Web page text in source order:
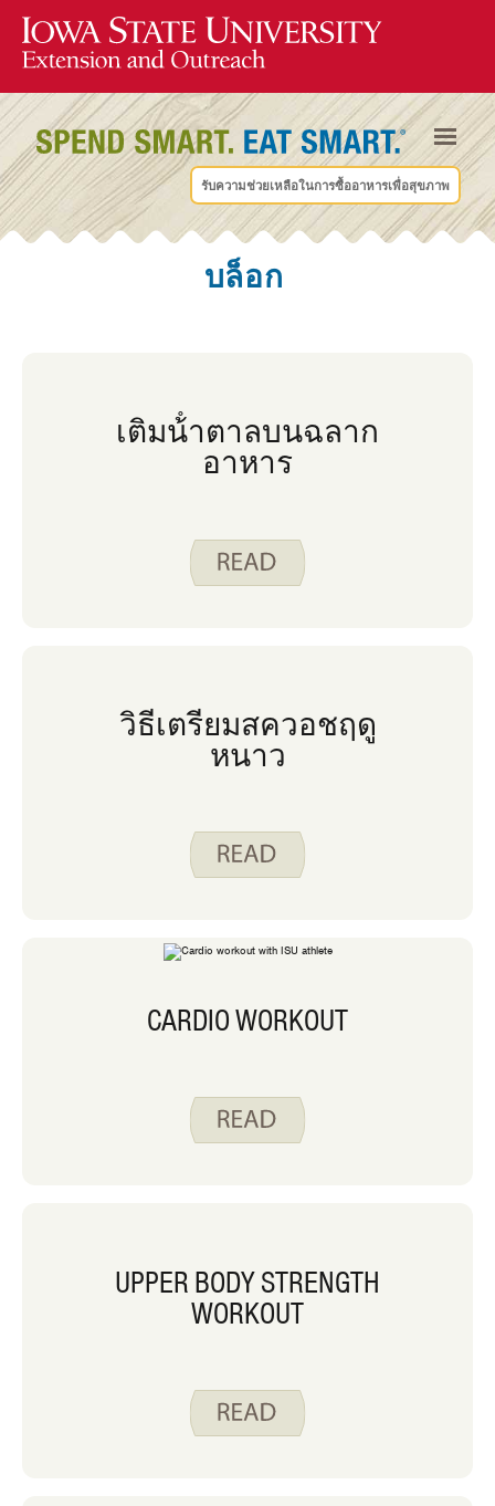
รับความช่วยเหลือในการซื้ออาหารเพื่อสุขภาพ
บล็อก
เติมน้ําตาลบนฉลาก
อาหาร
วิธีเตรียมสควอชฤดู
หนาว
CARDIO WORKOUT
UPPER BODY STRENGTH
WORKOUT